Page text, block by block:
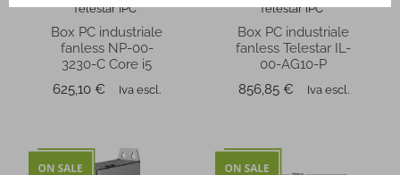
Telestar IPC
Box PC industriale
fanless NP-00-
3230-C Core i5
Prezzo
625,10 € Iva escl.
Telestar IPC
Box PC industriale
fanless Telestar IL-
00-AG10-P
Prezzo
856,85 € Iva escl.